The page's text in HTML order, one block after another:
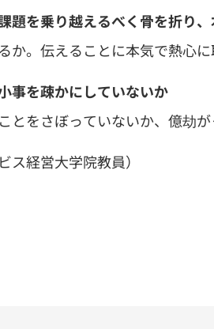
題を乗り越えるべく骨を折り
。伝えることに本気で熱心に
事を疎かにしていないか
をさぼっていないか、億劫が
経営大学院教員）